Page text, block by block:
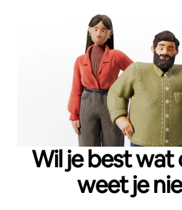
Wil je best wat
weet je